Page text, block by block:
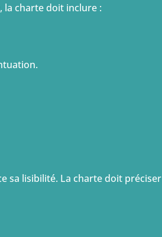
la charte doit inclure :
sa lisibilité. La charte doit préciser